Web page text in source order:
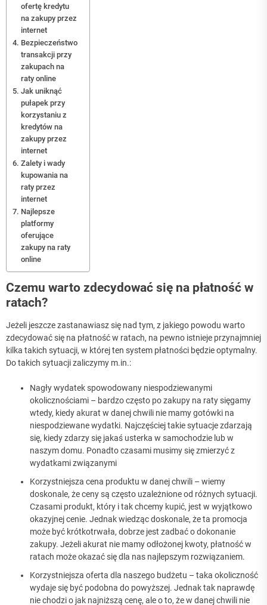
ofertę kredytu
na zakupy przez
internet
Bezpieczeństwo
transakcji przy
zakupach na
raty online
Jak uniknąć
pułapek przy
korzystaniu z
kredytów na
zakupy przez
internet
Zalety i wady
kupowania na
raty przez
internet
Najlepsze
platformy
oferujące
zakupy na raty
online
Czemu warto zdecydować się na płatność w
ratach?
Jeżeli jeszcze zastanawiasz się nad tym, z jakiego powodu warto
zdecydować się na płatność w ratach, na pewno istnieje przynajmniej
kilka takich sytuacji, w której ten system płatności będzie optymalny.
Do takich sytuacji zaliczymy m.in.:
Nagły wydatek spowodowany niespodziewanymi
okolicznościami – bardzo często po zakupy na raty sięgamy
wtedy, kiedy akurat w danej chwili nie mamy gotówki na
niespodziewane wydatki. Najczęściej takie sytuacje zdarzają
się, kiedy zdarzy się jakaś usterka w samochodzie lub w
naszym domu. Ponadto czasami musimy się zmierzyć z
wydatkami związanymi
Korzystniejsza cena produktu w danej chwili – wiemy
doskonale, że ceny są często uzależnione od różnych sytuacji.
Czasami produkt, który i tak chcemy kupić, jest w wyjątkowo
okazyjnej cenie. Jednak wiedząc doskonale, że ta promocja
może być krótkotrwała, dobrze jest zadbać o dokonanie
zakupy. Jeżeli akurat nie mamy odłożonej kwoty, płatność w
ratach może okazać się dla nas najlepszym rozwiązaniem.
Korzystniejsza oferta dla naszego budżetu – taka okoliczność
wydaje się być podobna do powyższej. Jednak tak naprawdę
nie chodzi o jak najniższą cenę, ale o to, że w danej chwili nie